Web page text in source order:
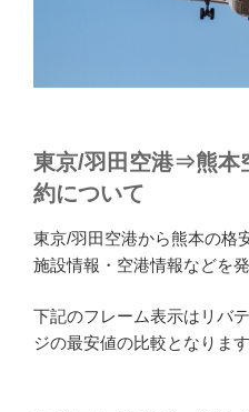
東京/羽田空港⇒熊本
約について
東京/羽田空港から熊本の格
施設情報・空港情報などを発
下記のフレーム表示はリバ
ジの最安値の比較となります